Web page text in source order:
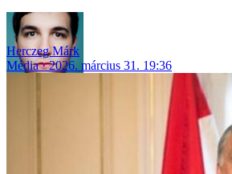
Herczeg Márk
Média
2026. március 31. 19:36